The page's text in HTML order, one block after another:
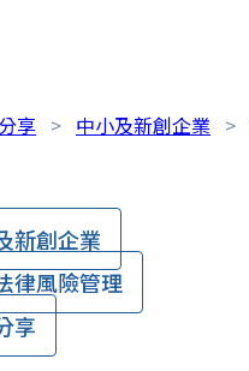
享 > 中小及新創企業 >
新創企業
律風險管理
享